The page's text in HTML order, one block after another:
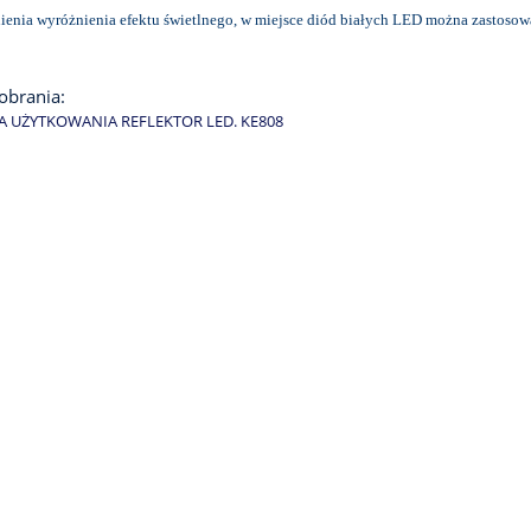
wyróżnienia efektu świetlnego, w miejsce diód białych LED można
UŻYTKOWANIA REFLEKTOR LED. KE808